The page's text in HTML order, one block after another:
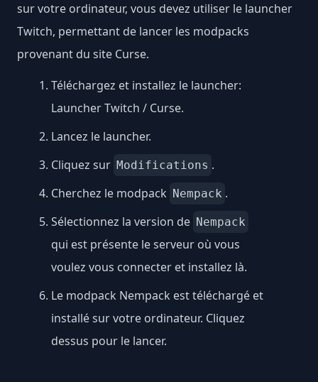
sur votre ordinateur, vous devez utiliser le launcher
Twitch, permettant de lancer les modpacks
provenant du site Curse.
Téléchargez et installez le launcher:
Launcher Twitch / Curse.
Lancez le launcher.
Cliquez sur Modifications .
Cherchez le modpack Nempack .
Sélectionnez la version de Nempack
qui est présente le serveur où vous
voulez vous connecter et installez là.
Le modpack Nempack est téléchargé et
installé sur votre ordinateur. Cliquez
dessus pour le lancer.